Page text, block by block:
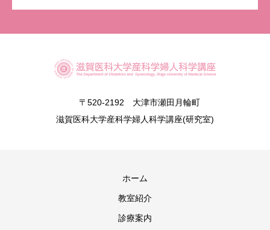
〒520-2192 大津市瀬田月輪町
滋賀医科大学産科学婦人科学講座(研究室)
ホーム
教室紹介
診療案内